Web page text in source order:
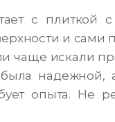
с плиткой
и
чаще искали
была
опыта. Не